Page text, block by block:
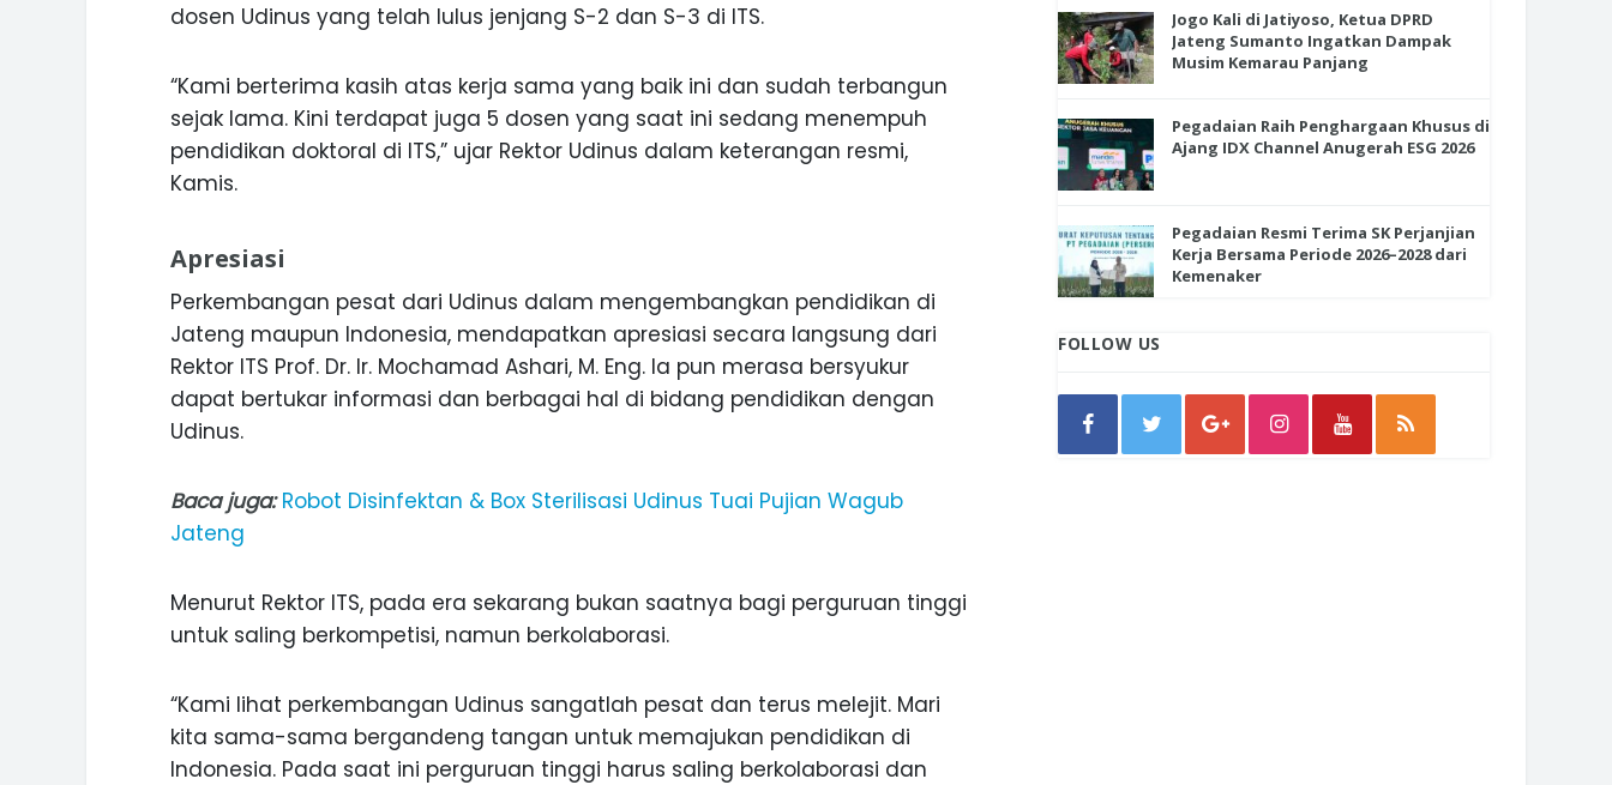
dosen Udinus yang telah lulus jenjang S-2 dan S-3 di ITS.
“Kami berterima kasih atas kerja sama yang baik ini dan sudah terbangun
sejak lama. Kini terdapat juga 5 dosen yang saat ini sedang menempuh
pendidikan doktoral di ITS,” ujar Rektor Udinus dalam keterangan resmi,
Kamis.
Apresiasi
Perkembangan pesat dari Udinus dalam mengembangkan pendidikan di
Jateng maupun Indonesia, mendapatkan apresiasi secara langsung dari
Rektor ITS Prof. Dr. Ir. Mochamad Ashari, M. Eng. Ia pun merasa bersyukur
dapat bertukar informasi dan berbagai hal di bidang pendidikan dengan
Udinus.
Baca juga:Robot Disinfektan & Box Sterilisasi Udinus Tuai Pujian Wagub
Jateng
Menurut Rektor ITS, pada era sekarang bukan saatnya bagi perguruan tinggi
untuk saling berkompetisi, namun berkolaborasi.
“Kami lihat perkembangan Udinus sangatlah pesat dan terus melejit. Mari
kita sama-sama bergandeng tangan untuk memajukan pendidikan di
Indonesia. Pada saat ini perguruan tinggi harus saling berkolaborasi dan
Jogo Kali di Jatiyoso, Ketua DPRD
Jateng Sumanto Ingatkan Dampak
Musim Kemarau Panjang
Pegadaian Raih Penghargaan Khusus di
Ajang IDX Channel Anugerah ESG 2026
Pegadaian Resmi Terima SK Perjanjian
Kerja Bersama Periode 2026–2028 dari
Kemenaker
FOLLOW US